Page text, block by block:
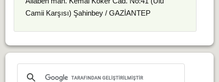
Camii Karşısı) Şahinbey / GAZİANTEP